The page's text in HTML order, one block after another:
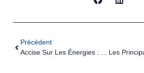
Précédent
Accise Sur Les Énergies : Des Simplifications En Vue ?